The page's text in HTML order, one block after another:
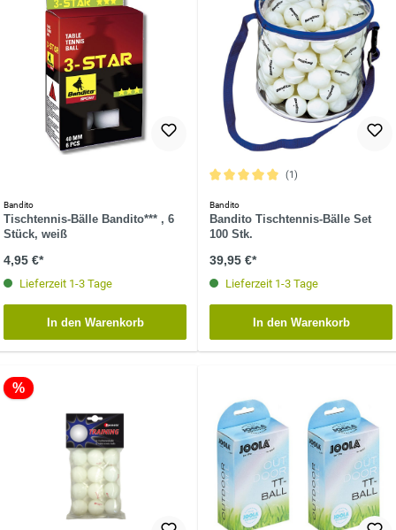
Bandito
Tischtennis-Bälle Bandito*** , 6
Stück, weiß
4,95 €*
Lieferzeit 1-3 Tage
In den Warenkorb
(1)
Bandito
Bandito Tischtennis-Bälle Set
100 Stk.
39,95 €*
Lieferzeit 1-3 Tage
In den Warenkorb
%